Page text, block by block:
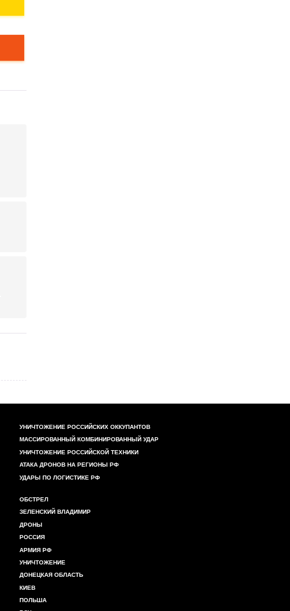
УНИЧТОЖЕНИЕ РОССИЙСКИХ ОККУПАНТОВ
МАССИРОВАННЫЙ КОМБИНИРОВАННЫЙ УДАР
УНИЧТОЖЕНИЕ РОССИЙСКОЙ ТЕХНИКИ
АТАКА ДРОНОВ НА РЕГИОНЫ РФ
УДАРЫ ПО ЛОГИСТИКЕ РФ
ОБСТРЕЛ
ЗЕЛЕНСКИЙ ВЛАДИМИР
ДРОНЫ
РОССИЯ
АРМИЯ РФ
УНИЧТОЖЕНИЕ
ДОНЕЦКАЯ ОБЛАСТЬ
КИЕВ
ПОЛЬША